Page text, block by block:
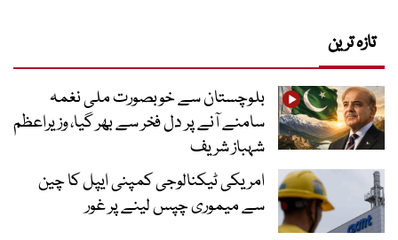
تازہ ترین
بلوچستان سے خوبصورت ملی نغمہ
سامنے آنے پر دل فخر سے بھر گیا، وزیراعظم
شہباز شریف
امریکی ٹیکنالوجی کمپنی ایپل کا چین
سے میموری چپس لینے پر غور